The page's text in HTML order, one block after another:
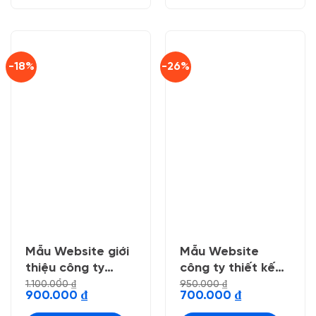
-18%
Mẫu Website giới
thiệu công ty
năng lượng xanh
1.100.000₫
Giá
là:
900.000 ₫Giá
hiện
tại
-26%
Mẫu Website
công ty thiết kế
,maketing
950.000₫
Giá
là:
700.000 ₫Giá
hiện
tại